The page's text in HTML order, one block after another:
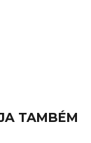
TAMBÉM